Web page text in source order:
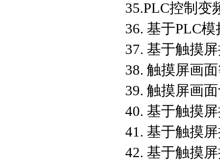
35.PLC控制变
36. 基于PLC
37. 基于触摸
38. 触摸屏画
39. 触摸屏画
40. 基于触摸
41. 基于触摸
42. 基于触摸